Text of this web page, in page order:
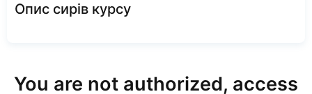
Опис сирів курсу
You are not authorized, access